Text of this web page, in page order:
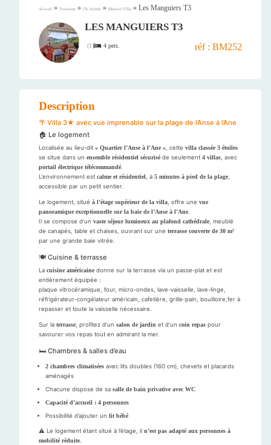
Accueil » Tourisme » Où dormir » Maison/Villa » Les Manguiers T3
LES MANGUIERS T3
(1) 4 pers. réf : BM252
Description
🌴 Villa 3★ avec vue imprenable sur la plage de l’Anse à l’Ane
🏠 Le logement
Localisée au lieu-dit « Quartier l’Anse à l’Ane » , cette villa classée 3 étoiles
se situe dans un ensemble résidentiel sécurisé de seulement 4 villas , avec
portail électrique télécommandé
L’environnement est calme et résidentiel , à 5 minutes à pied de la plage
accessible par un petit sentier.
Le logement, situé à l’étage supérieur de la villa , offre une vue
panoramique exceptionnelle sur la baie de l’Anse à l’Ane
Il se compose d’un vaste séjour lumineux au plafond cathédrale , meublé
de canapés, table et chaises, ouvrant sur une terrasse couverte de 30 m²
par une grande baie vitrée.
🍽️ Cuisine & terrasse
La cuisine américaine donne sur la terrasse via un passe-plat et est
entièrement équipée :
plaque vitrocéramique, four, micro-ondes, lave-vaisselle, lave-linge,
réfrigérateur-congélateur américain, cafetière, grille-pain, bouilloire,fer à
repasser et toute la vaisselle nécessaire.
Sur la terrasse , profitez d’un salon de jardin et d’un coin repas pour
savourer vos repas tout en admirant la mer.
🛏️ Chambres & salles d’eau
2 chambres climatisées avec lits doubles (160 cm), chevets et placards
aménagés
Chacune dispose de sa salle de bain privative avec WC
Capacité d’accueil : 4 personnes
Possibilité d’ajouter un lit bébé
⚠️ Le logement étant situé à l’étage, il n’est pas adapté aux personnes à
mobilité réduite.